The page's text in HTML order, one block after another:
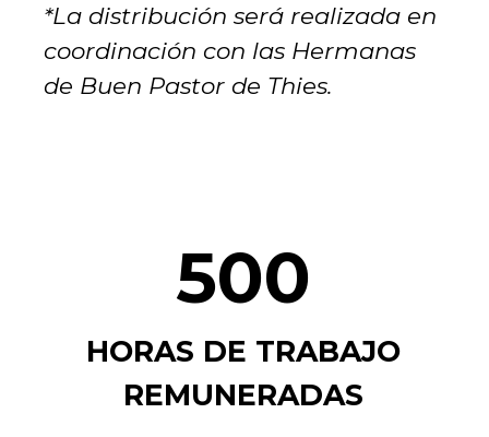
*La distribución será realizada en
coordinación con las Hermanas
de Buen Pastor de Thies.
500
HORAS DE TRABAJO
REMUNERADAS